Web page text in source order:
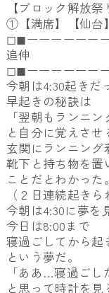
【ブロック解放祭
①【満席】【仙台
◻︎◼︎ーーーーーー
追伸
◻︎◼︎ーーーーーー
今朝は4:30起きだ
早起きの秘訣は
「翌朝もランニン
と自分に覚えさせ
玄関にランニング
靴下と持ち物を置
ことだとわかった。
（２日連続起きら
今朝は4:30に夢を
今日は8:00まで
寝過ごしてから起
という夢だ。
「ああ…寝過ごし
と思って時計を見